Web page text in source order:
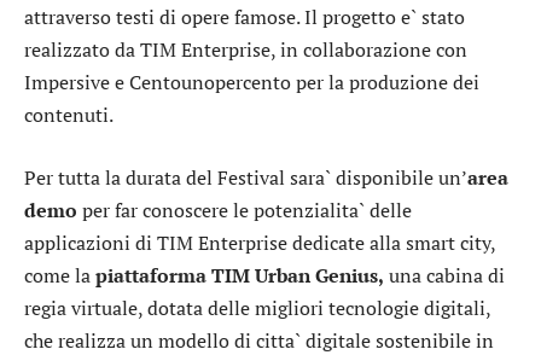
attraverso testi di opere famose. Il progetto e` stato
realizzato da TIM Enterprise, in collaborazione con
Impersive e Centounopercento per la produzione dei
contenuti.
Per tutta la durata del Festival sara` disponibile un’area
demo per far conoscere le potenzialita` delle
applicazioni di TIM Enterprise dedicate alla smart city,
come lapiattaforma TIM Urban Genius, una cabina di
regia virtuale, dotata delle migliori tecnologie digitali,
che realizza un modello di citta` digitale sostenibile in